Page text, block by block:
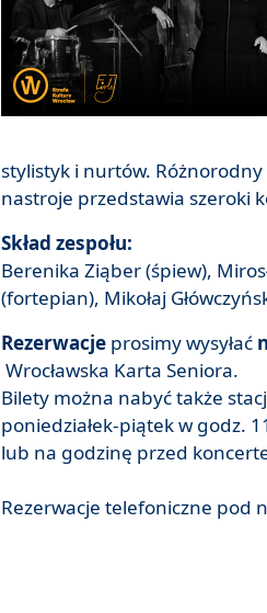
stylistyk i nurtów.
nastroje przedstawia szeroki
Skład zespołu:
Berenika Ziąber (śpiew),
(fortepian), Mikołaj
Rezerwacje prosimy wysyłać
Wrocławska Karta Seniora.
Bilety można nabyć także
poniedziałek-piątek w godz.
lub na godzinę przed
Rezerwacje telefoniczne pod